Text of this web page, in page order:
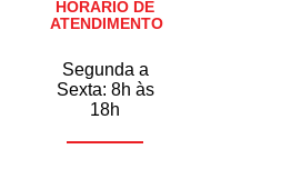
HORÁRIO DE
ATENDIMENTO
Segunda a
Sexta: 8h às
18h